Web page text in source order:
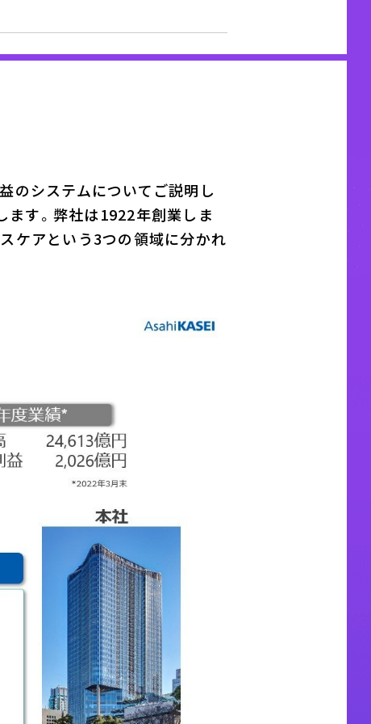
のシステムについてご説明 し
ます。弊社は1922年創業しま
ケアという3つの領域に分かれ